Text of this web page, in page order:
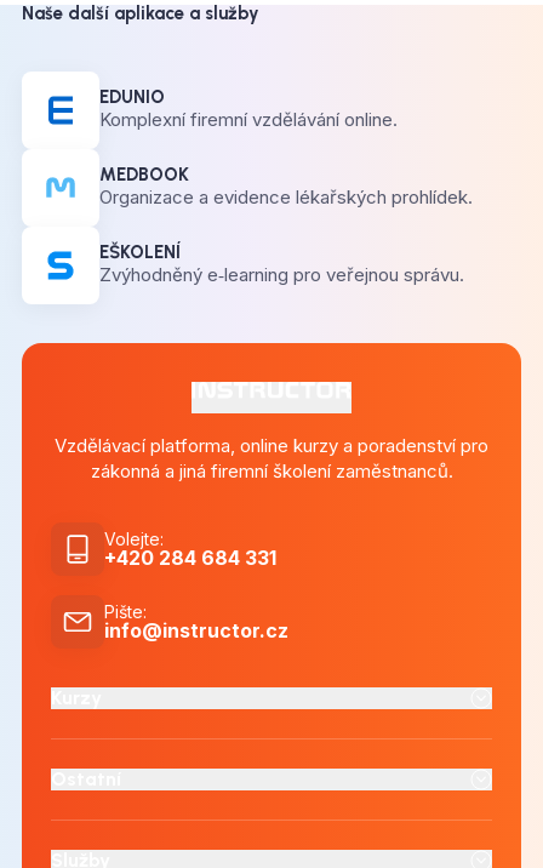
Naše další aplikace a služby
EDUNIO
Komplexní firemní vzdělávání online.
MEDBOOK
Organizace a evidence lékařských prohlídek.
EŠKOLENÍ
Zvýhodněný e‑learning pro veřejnou správu.
Vzdělávací platforma, online kurzy a poradenství pro
zákonná a jiná firemní školení zaměstnanců.
Volejte:
+420 284 684 331
Pište:
info@instructor.cz